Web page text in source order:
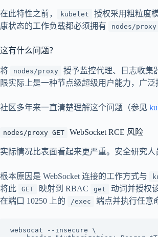
在此特性之前， kubelet
授权采用粗粒度
康状态的工作负载都必须拥有
nodes/proxy
这有什么问题？
将 nodes/proxy
授予监控代理、日志收集
限实际上是一种节点级超级用户能力，广
社区多年来一直清楚理解这个问题（参见
nodes/proxy GET WebSocket RCE 风险
实际情况比表面看起来更严重。安全研究人
根本原因是 WebSocket 连接的工作方式与
将此
GET 映射到 RBAC get
动词并授权
在端口 10250 上的
/exec 端点并执行任意
websocat --insecure \